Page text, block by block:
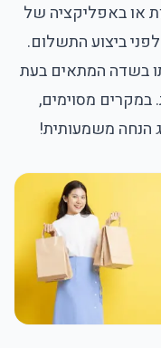
או באפליקציה של
ביצוע התשלום.
בשדה המתאים בעת
במקרים מסוימים,
הנחה משמעותית!